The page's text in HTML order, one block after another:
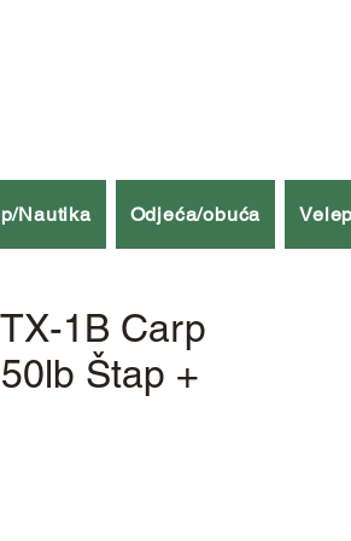
Nautika Odjeća/obuća
1B Carp
Štap +